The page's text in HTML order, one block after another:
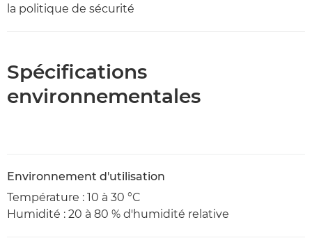
la politique de sécurité
Spécifications
environnementales
Environnement d'utilisation
Température : 10 à 30 °C
Humidité : 20 à 80 % d'humidité relative